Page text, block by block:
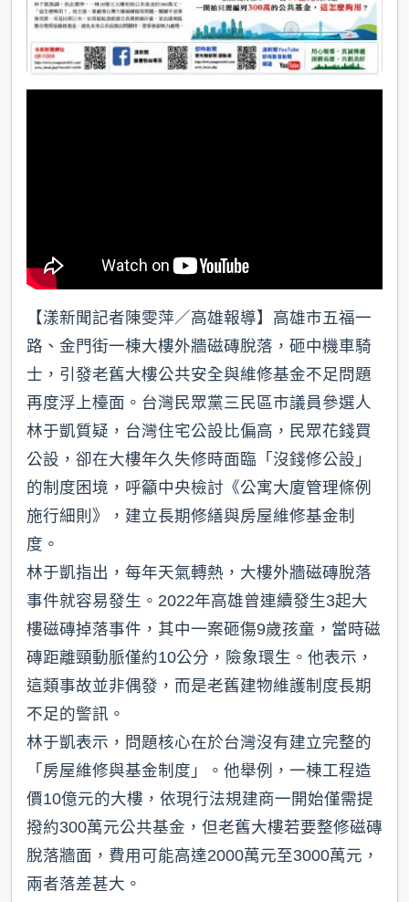
【漾新聞記者陳雯萍／高雄報導】高雄市五福一
路、金門街一棟大樓外牆磁磚脫落，砸中機車騎
士，引發老舊大樓公共安全與維修基金不足問題
再度浮上檯面。台灣民眾黨三民區市議員參選人
林于凱質疑，台灣住宅公設比偏高，民眾花錢買
公設，卻在大樓年久失修時面臨「沒錢修公設」
的制度困境，呼籲中央檢討《公寓大廈管理條例
施行細則》，建立長期修繕與房屋維修基金制
度。
林于凱指出，每年天氣轉熱，大樓外牆磁磚脫落
事件就容易發生。2022年高雄曾連續發生3起大
樓磁磚掉落事件，其中一案砸傷9歲孩童，當時磁
磚距離頸動脈僅約10公分，險象環生。他表示，
這類事故並非偶發，而是老舊建物維護制度長期
不足的警訊。
林于凱表示，問題核心在於台灣沒有建立完整的
「房屋維修與基金制度」。他舉例，一棟工程造
價10億元的大樓，依現行法規建商一開始僅需提
撥約300萬元公共基金，但老舊大樓若要整修磁磚
脫落牆面，費用可能高達2000萬元至3000萬元，
兩者落差甚大。